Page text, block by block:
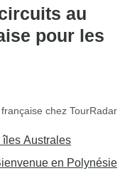
au
pour les
chez TourRadar
îles Australes
en Polynésie